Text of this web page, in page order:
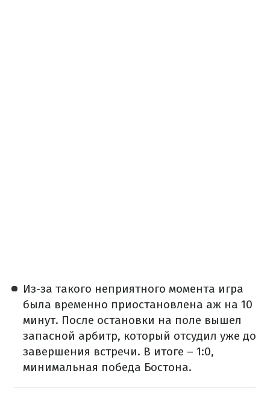
Из-за такого неприятного момента игра
была временно приостановлена аж на 10
минут. После остановки на поле вышел
запасной арбитр, который отсудил уже до
завершения встречи. В итоге – 1:0,
минимальная победа Бостона.